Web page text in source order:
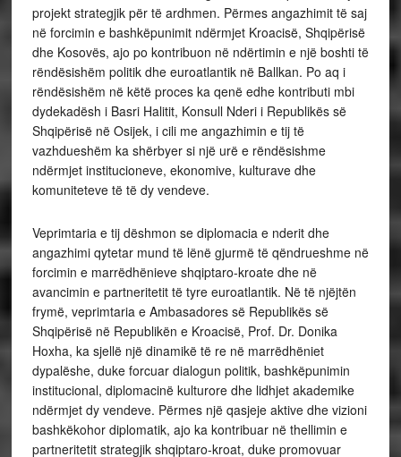
projekt strategjik për të ardhmen. Përmes angazhimit të saj
në forcimin e bashkëpunimit ndërmjet Kroacisë, Shqipërisë
dhe Kosovës, ajo po kontribuon në ndërtimin e një boshti të
rëndësishëm politik dhe euroatlantik në Ballkan. Po aq i
rëndësishëm në këtë proces ka qenë edhe kontributi mbi
dydekadësh i Basri Halitit, Konsull Nderi i Republikës së
Shqipërisë në Osijek, i cili me angazhimin e tij të
vazhdueshëm ka shërbyer si një urë e rëndësishme
ndërmjet institucioneve, ekonomive, kulturave dhe
komuniteteve të të dy vendeve.
Veprimtaria e tij dëshmon se diplomacia e nderit dhe
angazhimi qytetar mund të lënë gjurmë të qëndrueshme në
forcimin e marrëdhënieve shqiptaro-kroate dhe në
avancimin e partneritetit të tyre euroatlantik. Në të njëjtën
frymë, veprimtaria e Ambasadores së Republikës së
Shqipërisë në Republikën e Kroacisë, Prof. Dr. Donika
Hoxha, ka sjellë një dinamikë të re në marrëdhëniet
dypalëshe, duke forcuar dialogun politik, bashkëpunimin
institucional, diplomacinë kulturore dhe lidhjet akademike
ndërmjet dy vendeve. Përmes një qasjeje aktive dhe vizioni
bashkëkohor diplomatik, ajo ka kontribuar në thellimin e
partneritetit strategjik shqiptaro-kroat, duke promovuar